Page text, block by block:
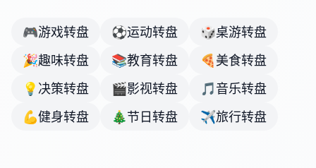
🎮游戏转盘 ⚽运动转盘 🎲桌游转盘
🎉趣味转盘 📚教育转盘 🍕美食转盘
💡决策转盘 🎬影视转盘 🎵音乐转盘
💪健身转盘 🎄节日转盘 ✈️旅行转盘